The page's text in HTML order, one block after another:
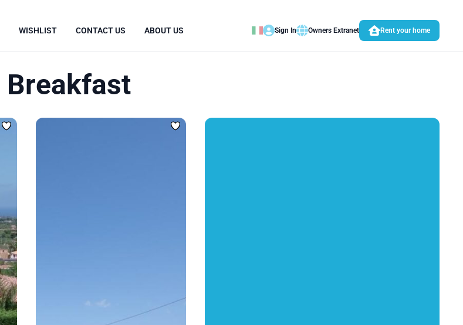
WISHLIST CONTACT US ABOUT US Sign In Owners Extranet Rent your home
Breakfast